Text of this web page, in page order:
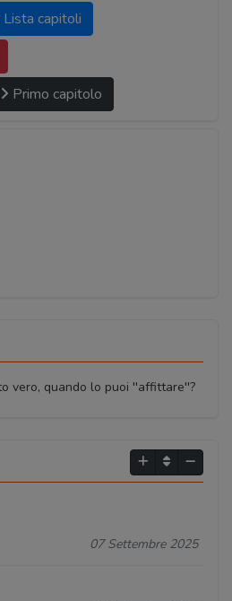
Lista capitoli
Primo capitolo
vero, quando lo puoi ''affittare''?
07 Settembre 2025